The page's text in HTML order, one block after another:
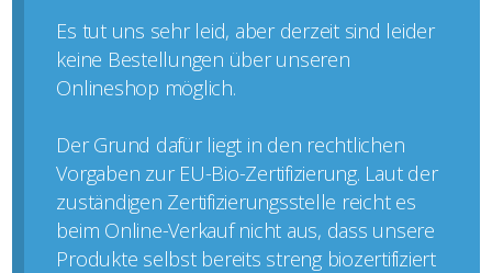
Es tut uns sehr leid, aber derzeit sind leider
keine Bestellungen über unseren
Onlineshop möglich.
Der Grund dafür liegt in den rechtlichen
Vorgaben zur EU-Bio-Zertifizierung. Laut der
zuständigen Zertifizierungsstelle reicht es
beim Online-Verkauf nicht aus, dass unsere
Produkte selbst bereits streng biozertifiziert